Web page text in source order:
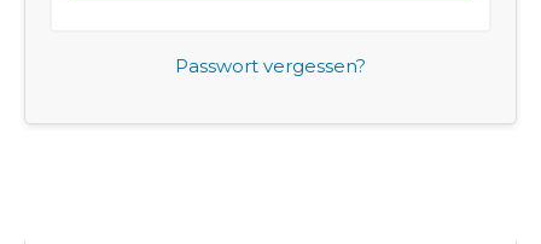
Passwort vergessen?